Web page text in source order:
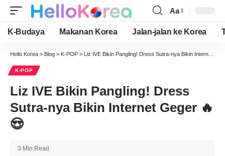
Font
Resizer
Aa
K-Budaya Makanan Korea Jalan-jalan ke Korea
Hello Korea > Blog > K-POP > Liz IVE Bikin Pangling! Dress Sutra-nya Bikin Internet Geger 🔥😍
K-POP
Liz IVE Bikin Pangling! Dress
Sutra-nya Bikin Internet Geger 🔥
😍
3 Min Read